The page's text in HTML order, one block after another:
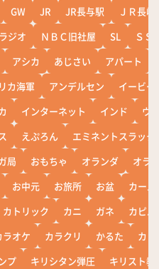
GW JR JR長与駅
ＪＲ長崎
ジオ ＮＢＣ旧社屋 SL
ＳＳ
アシカ あじさい アパート
カ海軍 アンデルセン
イービー
インターネット インド
ウ
えぷろん
エミネントスラック
局 おもちゃ オランダ
オラ
お中元 お旅所 お盆
カー
カトリック カニ ガネ
カピバ
ラオケ カラクリ かるた
カレ
プ キリシタン弾圧
キリスト教